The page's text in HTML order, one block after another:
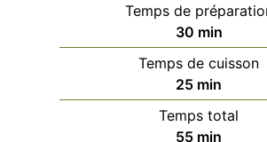
Temps de
30minutes
min
Temps de cuisson
25minutes
min
Temps total
55minutes
min